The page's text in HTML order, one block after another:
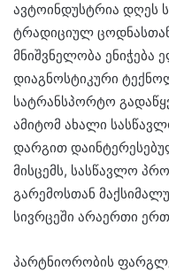
ავტოინდუსტრია დღეს
ტრადიციულ
მნიშვნელობა ენიჭება
დიაგნოსტიკური
სატრანსპორტო
ამიტომ ახალი
დარგით
მისცემს, სასწავლო
გარემოსთან
სივრცეში არაერთი
პარტნიორობის